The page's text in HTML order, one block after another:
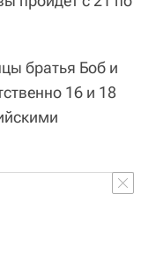
братья Боб и
16 и 18